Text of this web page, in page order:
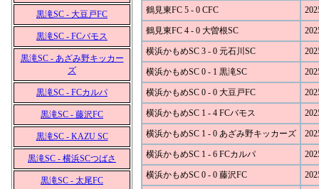
黒滝SC - 大豆戸FC
黒滝SC - FCバモス
黒滝SC - あざみ野キッカー
ズ
黒滝SC - FCカルパ
黒滝SC - 藤沢FC
黒滝SC - KAZU SC
黒滝SC - 横浜SCつばさ
黒滝SC - 太尾FC
鶴見東FC 5 - 0 CFC
鶴見東FC 4 - 0 大曽根SC
横浜かもめSC 3 - 0 元石川SC
横浜かもめSC 0 - 1 黒滝SC
横浜かもめSC 0 - 0 大豆戸FC
横浜かもめSC 1 - 4 FCバモス
横浜かもめSC 1 - 0 あざみ野キッカーズ
横浜かもめSC 1 - 6 FCカルパ
横浜かもめSC 0 - 0 藤沢FC